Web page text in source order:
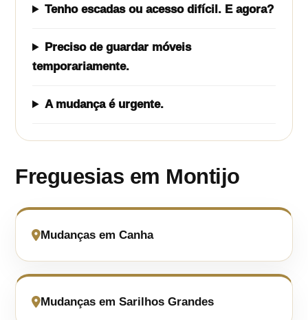
Tenho escadas ou acesso difícil. E agora?
Preciso de guardar móveis
temporariamente.
A mudança é urgente.
Freguesias em Montijo
Mudanças em Canha
Mudanças em Sarilhos Grandes